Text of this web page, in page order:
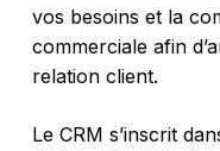
vos besoins et la
commerciale afin
relation client.
Le CRM s’inscrit